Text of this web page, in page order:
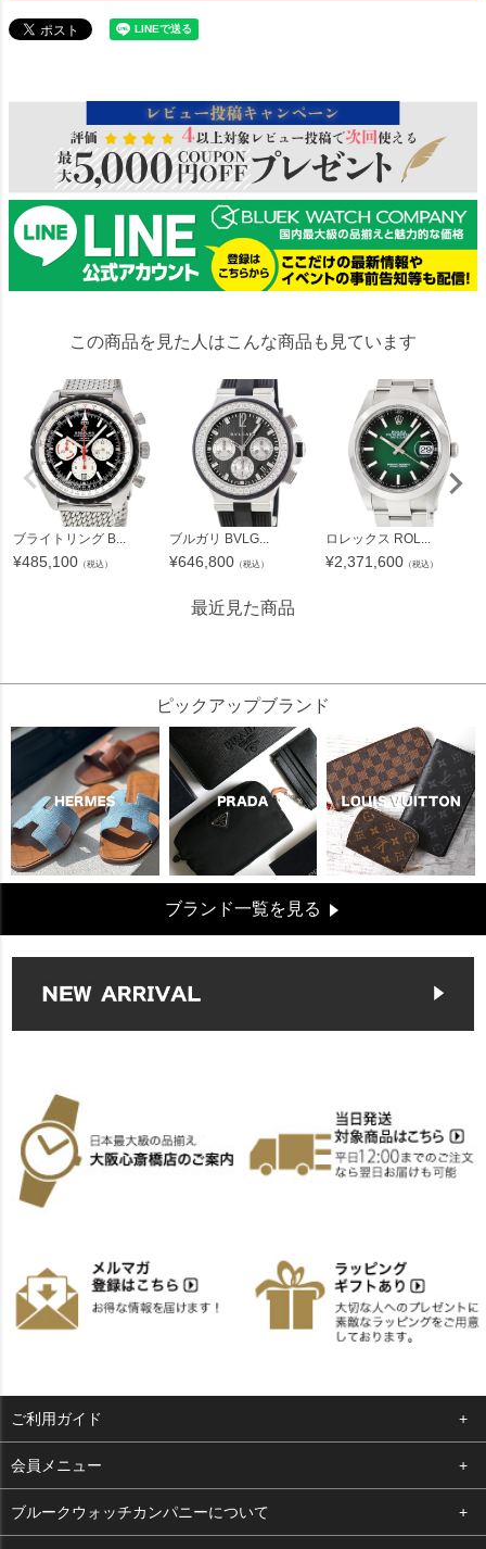
この商品を見た人はこんな商品も見ています
ブライトリング B...
¥485,100 （税込）
ブルガリ BVLG...
¥646,800 （税込）
ロレックス ROL...
¥2,371,600 （税込）
最近見た商品
ピックアップブランド
ブランド一覧を見る
ご利用ガイド
よくある質問
支払い・送料
会員メニュー
ログイン
ブルークウォッチカンパニーについて